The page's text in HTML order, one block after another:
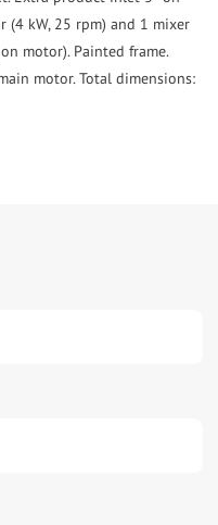
(4 kW, 25 rpm) and 1 mixer
motor). Painted frame.
motor. Total dimensions: